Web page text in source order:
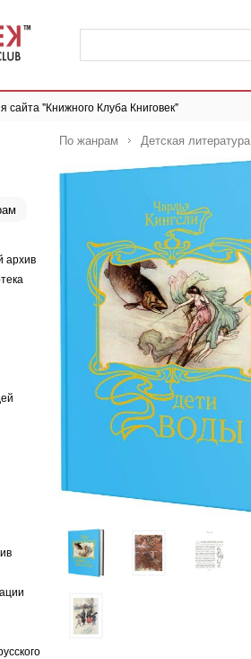
"Книжного Клуба Книговек"
архив
По жанрам Детская литература